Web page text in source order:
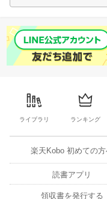
ライブラリ ランキング
楽天Kobo 初めての方
読書アプリ
領収書を発行する